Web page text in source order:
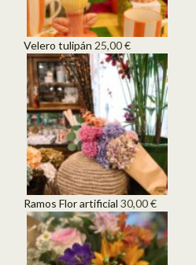
Velero tulipán 25,00€
Ramos Flor artificial 30,00€